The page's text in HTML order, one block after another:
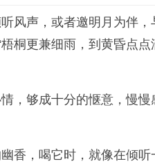
声，或者邀明月为伴
桐更兼细雨，到黄昏点
，够成十分的惬意，慢
香，喝它时，就像在倾